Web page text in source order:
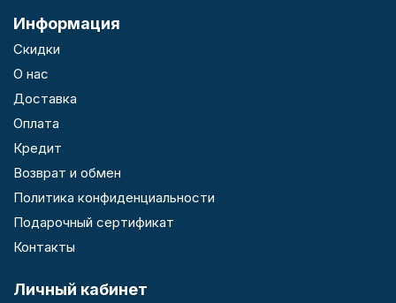
Информация
Скидки
О нас
Доставка
Оплата
Кредит
Возврат и обмен
Политика конфиденциальности
Подарочный сертификат
Контакты
Личный кабинет